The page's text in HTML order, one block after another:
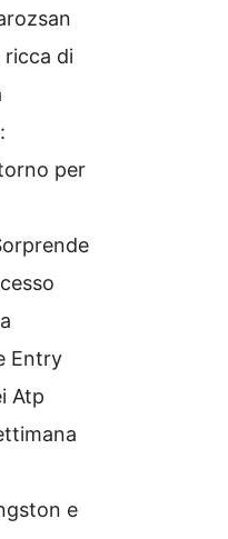
ricca di
per
Entry
Atp
e